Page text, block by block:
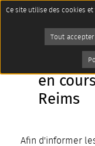
Accueil
Annuaires
cours dans le Grand Reims
en
Reims
Afin d'informer
Panneau de gestion des cookies
Ce site utilise des cookies
Tout accepter